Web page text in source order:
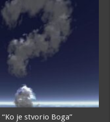
je stvorio Boga”